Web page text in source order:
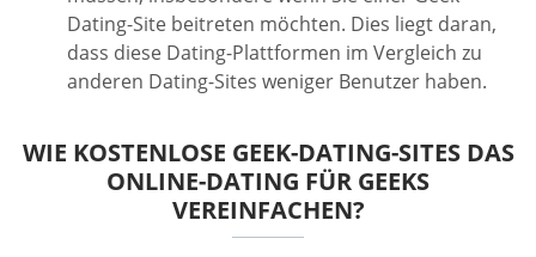
Dating-Site beitreten möchten. Dies liegt daran,
dass diese Dating-Plattformen im Vergleich zu
anderen Dating-Sites weniger Benutzer haben.
WIE KOSTENLOSE GEEK-DATING-SITES DAS
ONLINE-DATING FÜR GEEKS
VEREINFACHEN?